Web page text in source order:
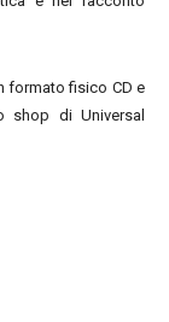
formato fisico CD e
shop di Universal